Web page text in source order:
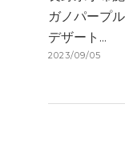
ガノパープ
デザート...
2023/09/05